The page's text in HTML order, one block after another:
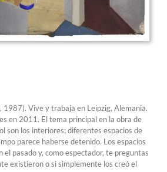
1987). Vive y trabaja en Leipzig, Alemania.
en 2011. El tema principal en la obra de
son los interiores; diferentes espacios de
parece haberse detenido. Los espacios
el pasado y, como espectador, te preguntas
existieron o si simplemente los creó el